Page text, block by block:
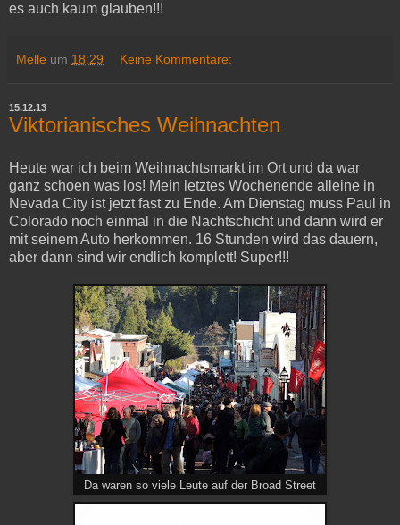
es auch kaum glauben!!!
Melle um 18:29 Keine Kommentare:
15.12.13
Viktorianisches Weihnachten
Heute war ich beim Weihnachtsmarkt im Ort und da war
ganz schoen was los! Mein letztes Wochenende alleine in
Nevada City ist jetzt fast zu Ende. Am Dienstag muss Paul in
Colorado noch einmal in die Nachtschicht und dann wird er
mit seinem Auto herkommen. 16 Stunden wird das dauern,
aber dann sind wir endlich komplett! Super!!!
Da waren so viele Leute auf der Broad Street